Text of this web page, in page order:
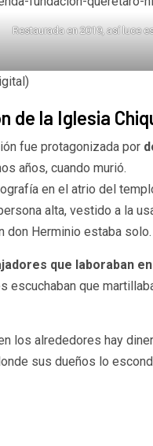
Restaurada en 2019, así luce
de la Iglesia
fue protagonizada por
años, cuando murió.
en el atrio del
alta, vestido a la
don Herminio estaba solo.
que laboraban
escuchaban que
los alrededores hay
sus dueños lo